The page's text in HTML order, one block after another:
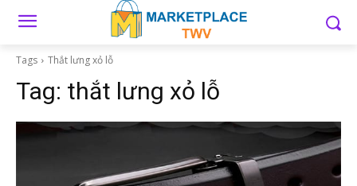
Tags Thắt lưng xỏ lỗ
Tag: thắt lưng xỏ lỗ